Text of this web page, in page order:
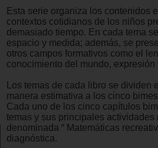
Esta serie organiza los contenidos
contextos cotidianos de los niños
demasiado tiempo. En cada tema
espacio y medida; además, se
otros campos formativos como el
conocimiento del mundo,
Los temas de cada libro se
manera estimativa a los cinco
Cada uno de los cinco capítulos
temas y sus principales
denominada “ Matemáticas
diagnóstica.